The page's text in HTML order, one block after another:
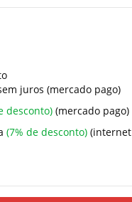
juros (mercado pago)
desconto)(mercado pago)
(7% de desconto)(internet